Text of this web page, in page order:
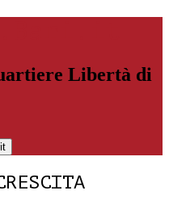
Libertà di